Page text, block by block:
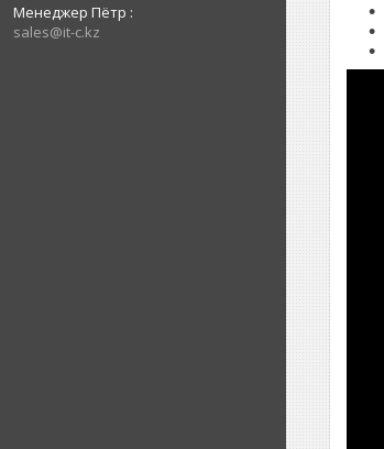
Менеджер Пётр
sales@it-c.kz